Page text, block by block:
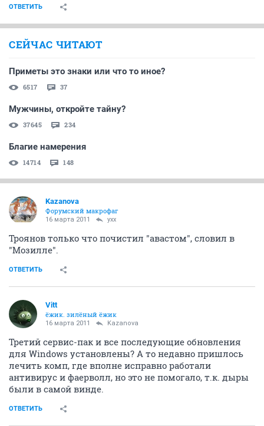
ОТВЕТИТЬ
СЕЙЧАС ЧИТАЮТ
Приметы это знаки или что то иное?
6517 37
Мужчины, откройте тайну?
37645 234
Благие намерения
14714 148
Kazanova
Форумский макрофаг
16 марта 2011 yxx
Троянов только что почистил "авастом", словил в
"Мозилле".
ОТВЕТИТЬ
Vitt
ёжик. зилёный ёжик
16 марта 2011 Kazanova
Третий сервис-пак и все последующие обновления
для Windows установлены? А то недавно пришлось
лечить комп, где вполне исправно работали
антивирус и фаерволл, но это не помогало, т.к. дыры
были в самой винде.
ОТВЕТИТЬ